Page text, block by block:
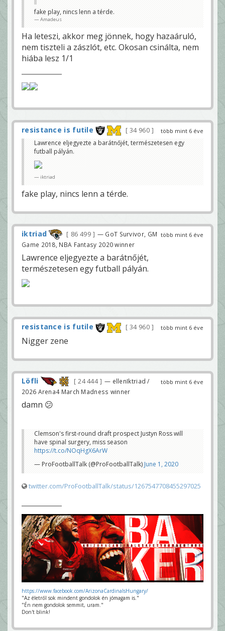
fake play, nincs lenn a térde.
Amadeus
Ha leteszi, akkor meg jönnek, hogy hazaáruló,
nem tiszteli a zászlót, etc. Okosan csinálta, nem
hiába lesz 1/1
több mint 6 éve
resistance is futile
34 960
Lawrence eljegyezte a barátnőjét, természetesen egy
futball pályán.
iktriad
fake play, nincs lenn a térde.
több mint 6 éve
iktriad 86 499
— GoT Survivor, GM
Game 2018, NBA Fantasy 2020 winner
Lawrence eljegyezte a barátnőjét,
természetesen egy futball pályán.
több mint 6 éve
resistance is futile 34 960
Nigger zene
több mint 6 éve
Löfli 24 444
— ellenIktriad /
2026 Arena4 March Madness winner
damn 😕
Clemson's first-round draft prospect Justyn Ross will
have spinal surgery, miss season
https://t.co/NOqHgX6ArW
— ProFootballTalk (@ProFootballTalk)June 1, 2020
twitter.com/ProFootballTalk/status/1267547708455297025
https://www.facebook.com/ArizonaCardinalsHungary/
"Az életről sok mindent gondolok én jómagam is."
"Én nem gondolok semmit, uram."
Don't blink!